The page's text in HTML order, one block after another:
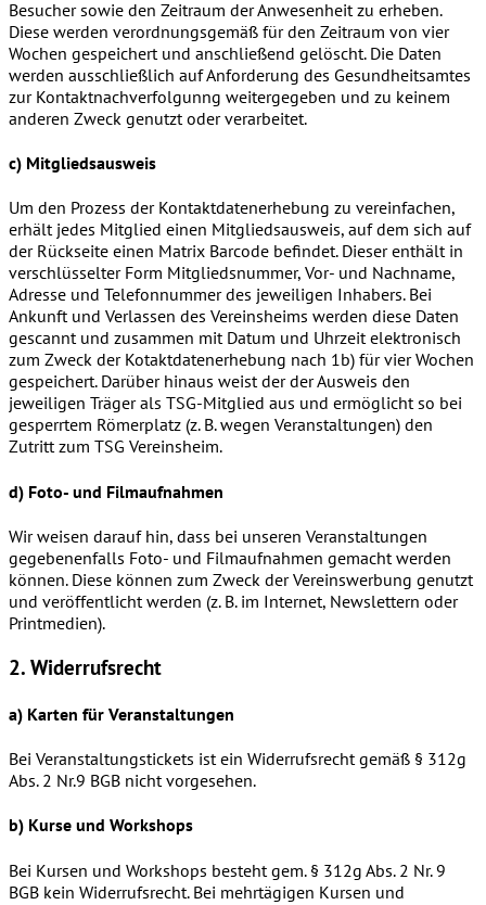
Besucher sowie den Zeitraum der Anwesenheit zu erheben.
Diese werden verordnungsgemäß für den Zeitraum von vier
Wochen gespeichert und anschließend gelöscht. Die Daten
werden ausschließlich auf Anforderung des Gesundheitsamtes
zur Kontaktnachverfolgunng weitergegeben und zu keinem
anderen Zweck genutzt oder verarbeitet.
c) Mitgliedsausweis
Um den Prozess der Kontaktdatenerhebung zu vereinfachen,
erhält jedes Mitglied einen Mitgliedsausweis, auf dem sich auf
der Rückseite einen Matrix Barcode befindet. Dieser enthält in
verschlüsselter Form Mitgliedsnummer, Vor- und Nachname,
Adresse und Telefonnummer des jeweiligen Inhabers. Bei
Ankunft und Verlassen des Vereinsheims werden diese Daten
gescannt und zusammen mit Datum und Uhrzeit elektronisch
zum Zweck der Kotaktdatenerhebung nach 1b) für vier Wochen
gespeichert. Darüber hinaus weist der der Ausweis den
jeweiligen Träger als TSG-Mitglied aus und ermöglicht so bei
gesperrtem Römerplatz (z. B. wegen Veranstaltungen) den
Zutritt zum TSG Vereinsheim.
d) Foto- und Filmaufnahmen
Wir weisen darauf hin, dass bei unseren Veranstaltungen
gegebenenfalls Foto- und Filmaufnahmen gemacht werden
können. Diese können zum Zweck der Vereinswerbung genutzt
und veröffentlicht werden (z. B. im Internet, Newslettern oder
Printmedien).
2. Widerrufsrecht
a) Karten für Veranstaltungen
Bei Veranstaltungstickets ist ein Widerrufsrecht gemäß § 312g
Abs. 2 Nr.9 BGB nicht vorgesehen.
b) Kurse und Workshops
Bei Kursen und Workshops besteht gem. § 312g Abs. 2 Nr. 9
BGB kein Widerrufsrecht. Bei mehrtägigen Kursen und